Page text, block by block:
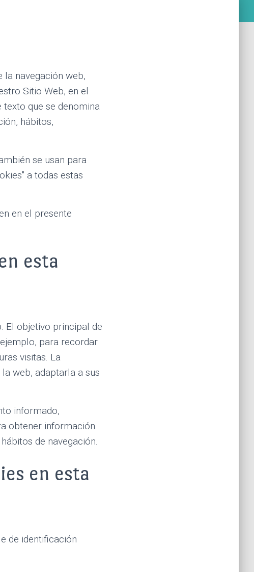
la navegación web,
Sitio Web, en el
texto que se denomina
hábitos,
se usan para
a todas estas
en el presente
esta
El objetivo principal de
para recordar
visitas. La
web, adaptarla a sus
informado,
obtener información
de navegación.
en esta
de identificación